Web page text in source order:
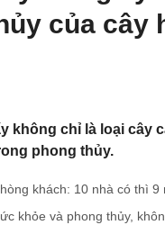
của cây
không chỉ là loại cây
phong thủy.
khách: 10 nhà có thì
khỏe và phong thủy,